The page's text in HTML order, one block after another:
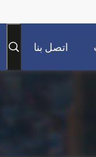
اتصل بنا